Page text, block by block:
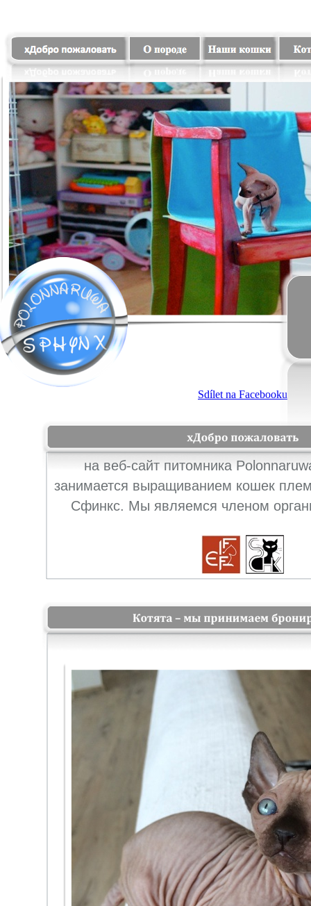
на веб-сайт питомника
занимается выращиванием кошек
Сфинкс. Мы являемся членом